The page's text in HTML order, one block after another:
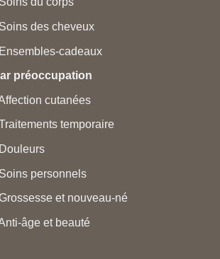
des cheveux
cadeaux
préoccupation
cutanées
temporaire
personnels
et nouveau-né
âge et beauté